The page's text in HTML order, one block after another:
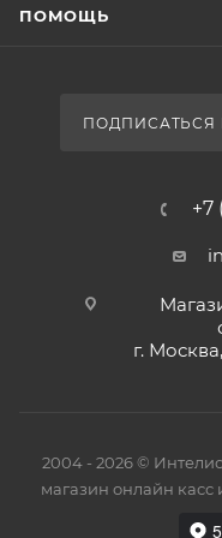
ПОМОЩЬ
ПОДПИСАТЬСЯ
+7
г.
2004 - 2026 ©
магазин онлайн касс